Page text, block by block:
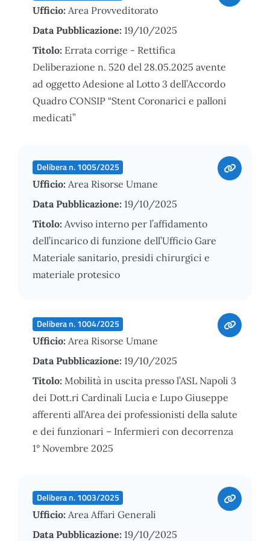
Ufficio: Area Provveditorato
Data Pubblicazione: 19/10/2025
Titolo: Errata corrige - Rettifica
Deliberazione n. 520 del 28.05.2025 avente
ad oggetto Adesione al Lotto 3 dell’Accordo
Quadro CONSIP “Stent Coronarici e palloni
medicati”
Delibera n. 1005/2025
Ufficio: Area Risorse Umane
Data Pubblicazione: 19/10/2025
Titolo: Avviso interno per l’affidamento
dell’incarico di funzione dell’Ufficio Gare
Materiale sanitario, presidi chirurgici e
materiale protesico
Delibera n. 1004/2025
Ufficio: Area Risorse Umane
Data Pubblicazione: 19/10/2025
Titolo: Mobilità in uscita presso l’ASL Napoli 3
dei Dott.ri Cardinali Lucia e Lupo Giuseppe
afferenti all’Area dei professionisti della salute
e dei funzionari – Infermieri con decorrenza
1° Novembre 2025
Delibera n. 1003/2025
Ufficio: Area Affari Generali
Data Pubblicazione: 19/10/2025